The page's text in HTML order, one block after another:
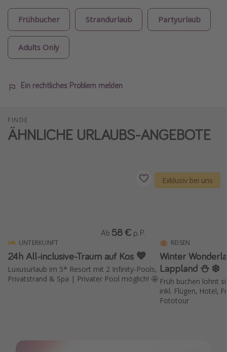
Frühbucher Strandurlaub Partyurlaub
Adults Only
Ein rechtliches Problem melden
FINDE
ÄHNLICHE URLAUBS-ANGEBOTE
UNTERKUNFT
24h All-inclusive-Traum auf Kos 💙
Luxusurlaub im 5* Resort mit 2 Infinity-Pools,
Privatstrand & Spa | Privater Pool möglich! 🤩
Ab 58 € p. P.
Exklusiv bei uns
REISEN
Winter
Lappland ⛄️ ❄️
Früh buchen lohnt
inkl. Flügen, Hotel,
Fototour